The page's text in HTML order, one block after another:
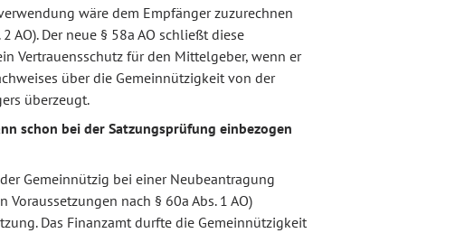
wäre dem Empfänger zuzurechnen
AO). Der neue § 58a AO schließt diese
Vertrauensschutz für den Mittelgeber, wenn er
über die Gemeinnützigkeit von der
überzeugt.
schon bei der Satzungsprüfung einbezogen
Gemeinnützig bei einer Neubeantragung
nach § 60a Abs. 1 AO)
Das Finanzamt durfte die Gemeinnützigkeit